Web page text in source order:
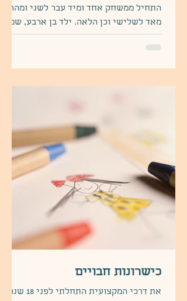
התחיל ממשחק אחד ומיד עבר לשני ומהר
מאד לשלישי וכן הלאה. ילד בן ארבע, שמח,
כובש. דיבר איתי תוך כדי,...
כישרונות חבויים
את דרכי המקצועית התחלתי לפני 18 שנה.